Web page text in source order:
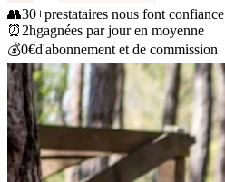
👥30+prestataires nous font confiance
⏰ 2hgagnées par jour en moyenne
💰0€d'abonnement et de commission